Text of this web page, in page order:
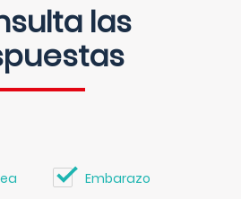
las
Embarazo